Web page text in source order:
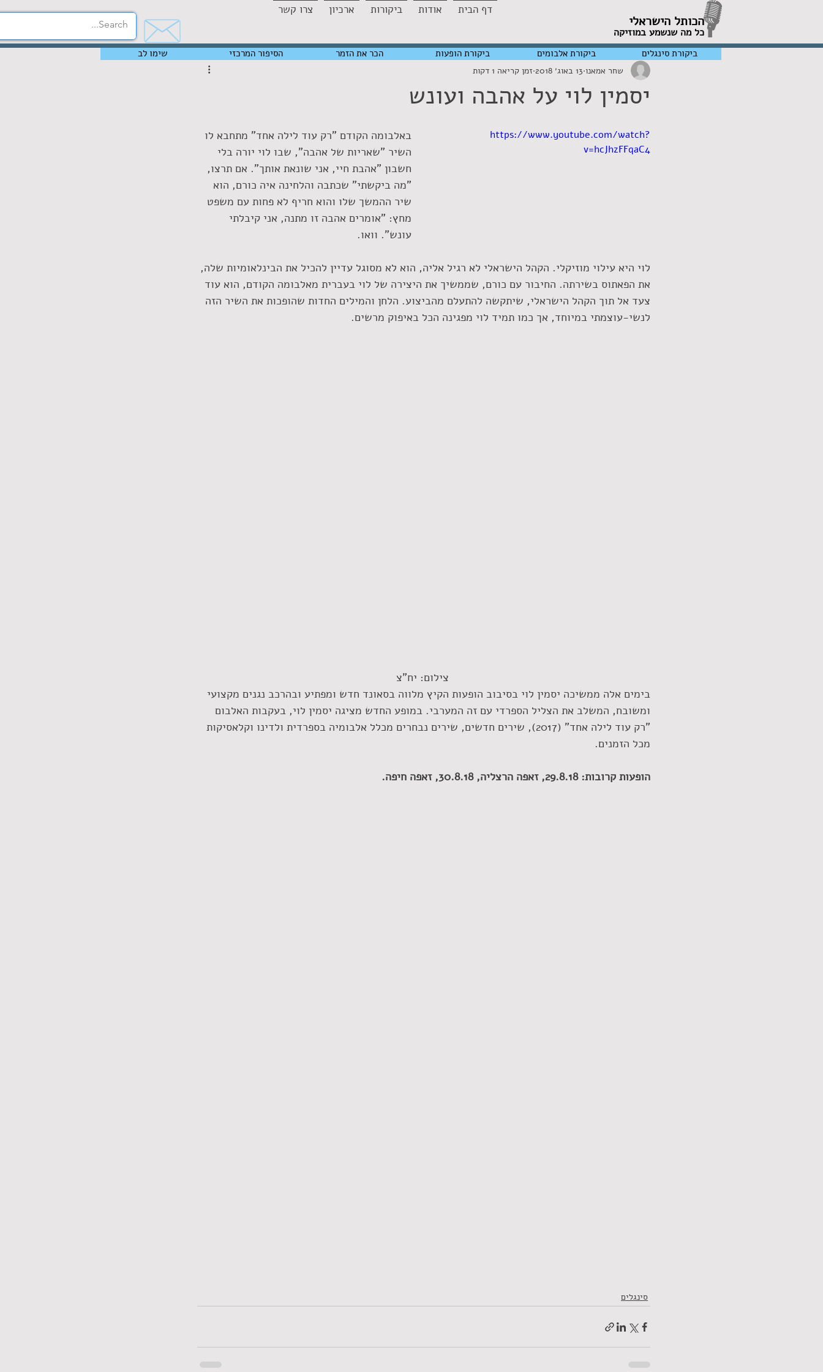
הכותל הישראלי
כל מה שנשמע במוזיקה
דף הבית אודות ביקורות ארכיון צרו קשר
יסמין לוי על אהבה ועונש
שחר אמאנו 13 באוג׳ 2018 זמן קריאה 1 דקות
https://www.youtube.com/watch?
v=hcJhzFFqaC4
באלבומה הקודם "רק עוד לילה אחד" מתחבא לו
השיר "שאריות של אהבה", שבו לוי יורה בלי
חשבון "אהבת חיי, אני שונאת אותך". אם תרצו,
"מה ביקשתי" שכתבה והלחינה איה כורם, הוא
שיר ההמשך שלו והוא חריף לא פחות עם משפט
מחץ: "אומרים אהבה זו מתנה, אני קיבלתי
עונש". וואו.
לוי היא עילוי מוזיקלי. הקהל הישראלי לא רגיל אליה, הוא לא מסוגל עדיין להכיל את הבינלאומיות שלה,
את הפאתוס בשירתה. החיבור עם כורם, שממשיך את היצירה של לוי בעברית מאלבומה הקודם, הוא עוד
צעד אל תוך הקהל הישראלי, שיתקשה להתעלם מהביצוע. הלחן והמילים החדות שהופכות את השיר הזה
לנשי-עוצמתי במיוחד, אך כמו תמיד לוי מפגינה הכל באיפוק מרשים.
בימים אלה ממשיכה יסמין לוי בסיבוב הופעות הקיץ מלווה בסאונד חדש ומפתיע ובהרכב נגנים מקצועי
ומשובח, המשלב את הצליל הספרדי עם זה המערבי. במופע החדש מציגה יסמין לוי, בעקבות האלבום
"רק עוד לילה אחד" (2017), שירים חדשים, שירים נבחרים מכלל אלבומיה בספרדית ולדינו וקלאסיקות
מכל הזמנים.
הופעות קרובות: 29.8.18, זאפה הרצליה, 30.8.18, זאפה חיפה.
סינגלים
שימו לב הסיפור המרכזי הכר את הזמר ביקורת הופעות ביקורת אלבומים ביקורת סינגלים